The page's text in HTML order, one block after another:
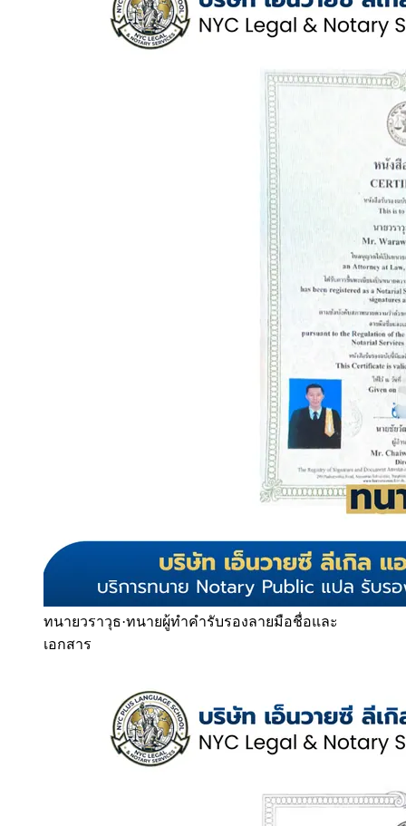
ทนายวราวุธ·ทนายผู้ทำคำรับรองลายมือชื่อและ
เอกสาร